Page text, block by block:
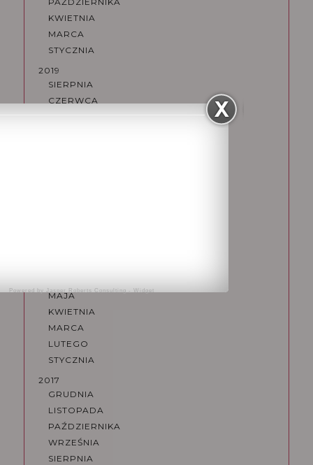
KWIETNIA
MARCA
STYCZNIA
2019
SIERPNIA
CZERWCA
MAJA
KWIETNIA
MARCA
LUTEGO
STYCZNIA
2017
GRUDNIA
LISTOPADA
PAŹDZIERNIKA
WRZEŚNIA
SIERPNIA
Powered byJasper Roberts Consulting -Widget